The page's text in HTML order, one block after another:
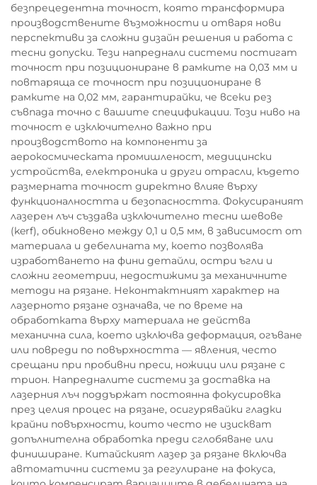
безпрецедентна точност, която трансформира
производствените възможности и отваря нови
перспективи за сложни дизайн решения и работа с
тесни допуски. Тези напреднали системи постигат
точност при позициониране в рамките на 0,03 мм и
повтаряща се точност при позициониране в
рамките на 0,02 мм, гарантирайки, че всеки рез
съвпада точно с вашите спецификации. Този ниво на
точност е изключително важно при
производството на компоненти за
аерокосмическата промишленост, медицински
устройства, електроника и други отрасли, където
размерната точност директно влияе върху
функционалността и безопасността. Фокусираният
лазерен лъч създава изключително тесни шевове
(kerf), обикновено между 0,1 и 0,5 мм, в зависимост от
материала и дебелината му, което позволява
изработването на фини детайли, остри ъгли и
сложни геометрии, недостижими за механичните
методи на рязане. Неконтактният характер на
лазерното рязане означава, че по време на
обработката върху материала не действа
механична сила, което изключва деформация, огъване
или повреди по повърхността — явления, често
срещани при пробивни преси, ножици или рязане с
трион. Напредналите системи за доставка на
лазерния лъч поддържат постоянна фокусировка
през целия процес на рязане, осигурявайки гладки
крайни повърхности, които често не изискват
допълнителна обработка преди сглобяване или
финиширане. Китайският лазер за рязане включва
автоматични системи за регулиране на фокуса,